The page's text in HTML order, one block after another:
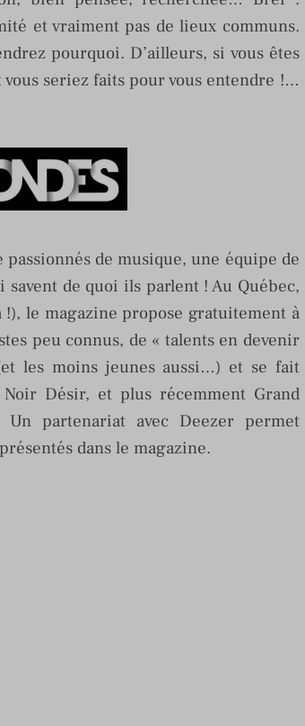
et vraiment pas de lieux communs.
pourquoi. D’ailleurs, si vous êtes
vous seriez faits pour vous entendre !…
passionnés de musique, une équipe de
de quoi ils parlent ! Au Québec,
le magazine propose gratuitement à
peu connus, de « talents en devenir
les moins jeunes aussi…) et se fait
Désir, et plus récemment Grand
Un partenariat avec Deezer permet
dans le magazine.